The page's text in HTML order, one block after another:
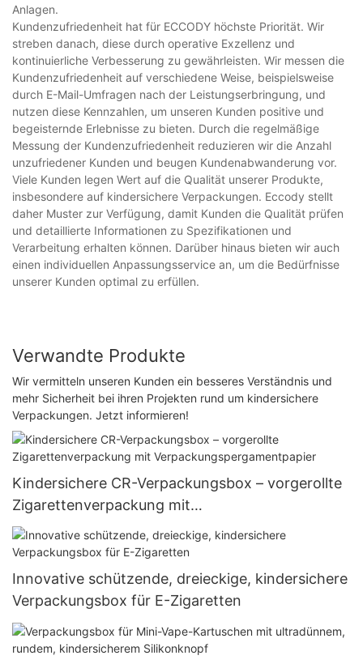
Anlagen.
Kundenzufriedenheit hat für ECCODY höchste Priorität. Wir
streben danach, diese durch operative Exzellenz und
kontinuierliche Verbesserung zu gewährleisten. Wir messen die
Kundenzufriedenheit auf verschiedene Weise, beispielsweise
durch E-Mail-Umfragen nach der Leistungserbringung, und
nutzen diese Kennzahlen, um unseren Kunden positive und
begeisternde Erlebnisse zu bieten. Durch die regelmäßige
Messung der Kundenzufriedenheit reduzieren wir die Anzahl
unzufriedener Kunden und beugen Kundenabwanderung vor.
Viele Kunden legen Wert auf die Qualität unserer Produkte,
insbesondere auf kindersichere Verpackungen. Eccody stellt
daher Muster zur Verfügung, damit Kunden die Qualität prüfen
und detaillierte Informationen zu Spezifikationen und
Verarbeitung erhalten können. Darüber hinaus bieten wir auch
einen individuellen Anpassungsservice an, um die Bedürfnisse
unserer Kunden optimal zu erfüllen.
Verwandte Produkte
Wir vermitteln unseren Kunden ein besseres Verständnis und
mehr Sicherheit bei ihren Projekten rund um kindersichere
Verpackungen. Jetzt informieren!
Kindersichere CR-Verpackungsbox – vorgerollte
Zigarettenverpackung mit
Verpackungspergamentpapier
Innovative schützende, dreieckige, kindersichere
Verpackungsbox für E-Zigaretten